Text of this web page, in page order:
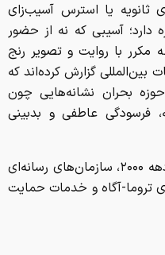
ثانویه یا استرس آسیب‌زای
دارد؛ آسیبی که نه از حضور
مکرر با روایت و تصویر رنج
گزارش کرده‌اند که
بحران نشانه‌هایی چون
فرسودگی عاطفی و بدبینی
همین یافته‌ها سبب شد از اوایل دهه ۲۰۰۰، سازمان‌های رسانه‌ای
تروما-آگاه و خدمات حمایت